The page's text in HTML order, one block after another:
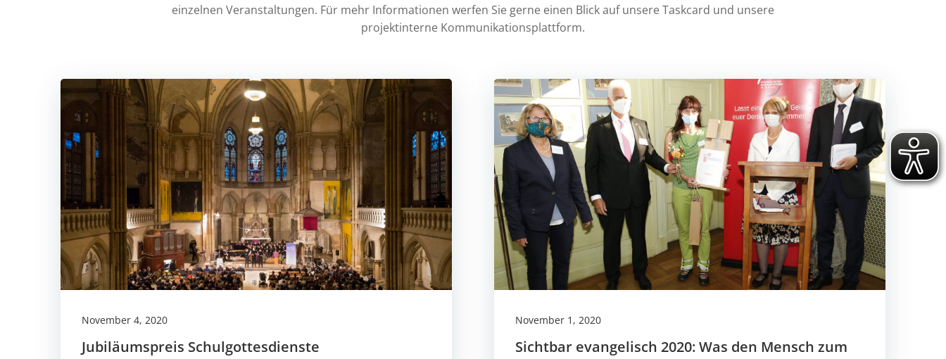
einzelnen Veranstaltungen. Für mehr Informationen werfen Sie gerne einen Blick auf unsere Taskcard und unsere
projektinterne Kommunikationsplattform.
November 4, 2020
Jubiläumspreis Schulgottesdienste
November 1, 2020
Sichtbar evangelisch 2020: Was den Mensch zum